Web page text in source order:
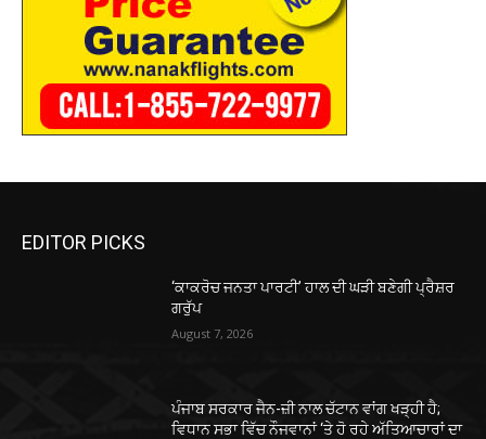
EDITOR PICKS
‘ਕਾਕਰੋਚ ਜਨਤਾ ਪਾਰਟੀ’ ਹਾਲ ਦੀ ਘੜੀ ਬਣੇਗੀ ਪ੍ਰੈਸ਼ਰ
ਗਰੁੱਪ
August 7, 2026
ਪੰਜਾਬ ਸਰਕਾਰ ਜੈਨ-ਜ਼ੀ ਨਾਲ ਚੱਟਾਨ ਵਾਂਗ ਖੜ੍ਹੀ ਹੈ;
ਵਿਧਾਨ ਸਭਾ ਵਿੱਚ ਨੌਜਵਾਨਾਂ ‘ਤੇ ਹੋ ਰਹੇ ਅੱਤਿਆਚਾਰਾਂ ਦਾ